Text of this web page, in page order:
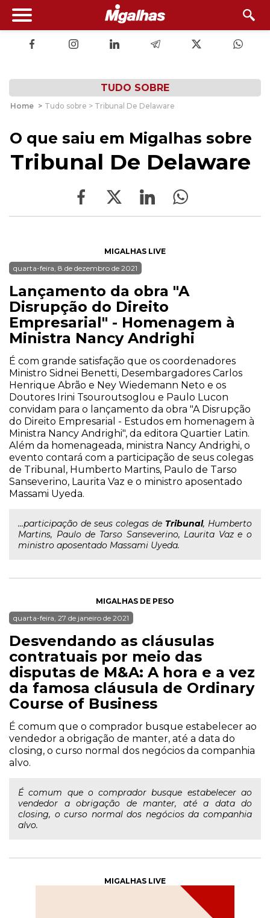
TUDO SOBRE
Home > Tudo sobre > Tribunal De Delaware
O que saiu em Migalhas sobre
Tribunal De Delaware
MIGALHAS LIVE
quarta-feira, 8 de dezembro de 2021
Lançamento da obra "A
Disrupção do Direito
Empresarial" - Homenagem à
Ministra Nancy Andrighi
É com grande satisfação que os coordenadores
Ministro Sidnei Benetti, Desembargadores Carlos
Henrique Abrão e Ney Wiedemann Neto e os
Doutores Irini Tsouroutsoglou e Paulo Lucon
convidam para o lançamento da obra "A Disrupção
do Direito Empresarial - Estudos em homenagem à
Ministra Nancy Andrighi", da editora Quartier Latin.
Além da homenageada, ministra Nancy Andrighi, o
evento contará com a participação de seus colegas
de Tribunal, Humberto Martins, Paulo de Tarso
Sanseverino, Laurita Vaz e o ministro aposentado
Massami Uyeda.
...participação de seus colegas de Tribunal, Humberto
Martins, Paulo de Tarso Sanseverino, Laurita Vaz e o
ministro aposentado Massami Uyeda.
MIGALHAS DE PESO
quarta-feira, 27 de janeiro de 2021
Desvendando as cláusulas
contratuais por meio das
disputas de M&A: A hora e a vez
da famosa cláusula de Ordinary
Course of Business
É comum que o comprador busque estabelecer ao
vendedor a obrigação de manter, até a data do
closing, o curso normal dos negócios da companhia
alvo.
É comum que o comprador busque estabelecer ao
vendedor a obrigação de manter, até a data do
closing, o curso normal dos negócios da companhia
alvo.
MIGALHAS LIVE